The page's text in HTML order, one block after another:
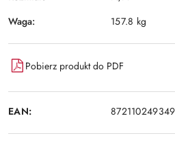
Waga:
157.8 kg
Pobierz produkt do PDF
EAN: